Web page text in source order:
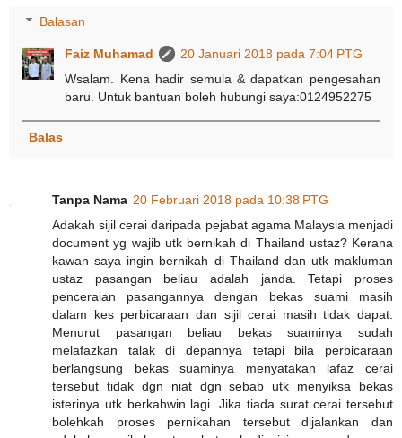
Balasan
Faiz Muhamad
20 Januari 2018 pada 7:04 PTG
Wsalam. Kena hadir semula & dapatkan pengesahan
baru. Untuk bantuan boleh hubungi saya:0124952275
Balas
Tanpa Nama 20 Februari 2018 pada 10:38 PTG
Adakah sijil cerai daripada pejabat agama Malaysia menjadi
document yg wajib utk bernikah di Thailand ustaz? Kerana
kawan saya ingin bernikah di Thailand dan utk makluman
ustaz pasangan beliau adalah janda. Tetapi proses
penceraian pasangannya dengan bekas suami masih
dalam kes perbicaraan dan sijil cerai masih tidak dapat.
Menurut pasangan beliau bekas suaminya sudah
melafazkan talak di depannya tetapi bila perbicaraan
berlangsung bekas suaminya menyatakan lafaz cerai
tersebut tidak dgn niat dgn sebab utk menyiksa bekas
isterinya utk berkahwin lagi. Jika tiada surat cerai tersebut
bolehkah proses pernikahan tersebut dijalankan dan